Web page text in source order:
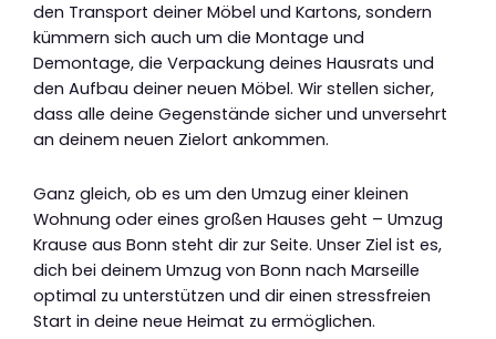
den Transport deiner Möbel und Kartons, sondern
kümmern sich auch um die Montage und
Demontage, die Verpackung deines Hausrats und
den Aufbau deiner neuen Möbel. Wir stellen sicher,
dass alle deine Gegenstände sicher und unversehrt
an deinem neuen Zielort ankommen.
Ganz gleich, ob es um den Umzug einer kleinen
Wohnung oder eines großen Hauses geht – Umzug
Krause aus Bonn steht dir zur Seite. Unser Ziel ist es,
dich bei deinem Umzug von Bonn nach Marseille
optimal zu unterstützen und dir einen stressfreien
Start in deine neue Heimat zu ermöglichen.